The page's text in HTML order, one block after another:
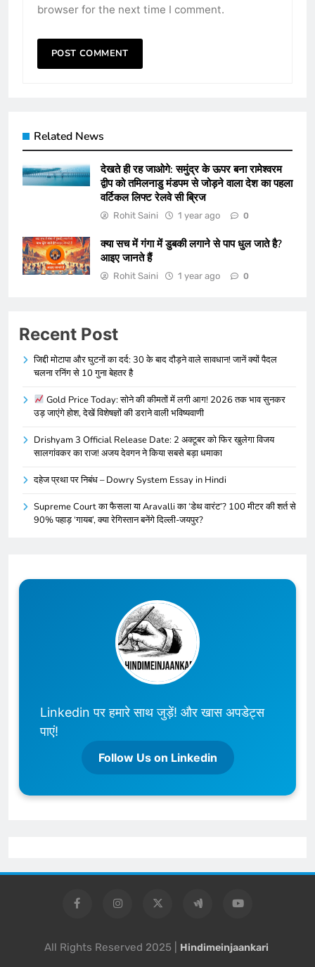
browser for the next time I comment.
Related News
देखते ही रह जाओगे: समुंद्र के ऊपर बना रामेश्वरम
द्वीप को तमिलनाडु मंडपम से जोड़ने वाला देश का पहला
वर्टिकल लिफ्ट रेलवे सी ब्रिज
Rohit Saini 1 year ago 0
क्या सच में गंगा में डुबकी लगाने से पाप धुल जाते है?
आइए जानते हैं
Rohit Saini 1 year ago 0
Recent Post
जिद्दी मोटापा और घुटनों का दर्द: 30 के बाद दौड़ने वाले सावधान! जानें क्यों पैदल
चलना रनिंग से 10 गुना बेहतर है
Gold Price Today: सोने की कीमतों में लगी आग! 2026 तक भाव सुनकर
उड़ जाएंगे होश, देखें विशेषज्ञों की डराने वाली भविष्यवाणी
Drishyam 3 Official Release Date: 2 अक्टूबर को फिर खुलेगा विजय
सालगांवकर का राज! अजय देवगन ने किया सबसे बड़ा धमाका
दहेज प्रथा पर निबंध – Dowry System Essay in Hindi
Supreme Court का फैसला या Aravalli का ‘डेथ वारंट’? 100 मीटर की शर्त से
90% पहाड़ ‘गायब’, क्या रेगिस्तान बनेंगे दिल्ली-जयपुर?
Linkedin पर हमारे साथ जुड़ें! और खास अपडेट्स
पाएं!
Follow Us on Linkedin
All Rights Reserved 2025 | Hindimeinjaankari